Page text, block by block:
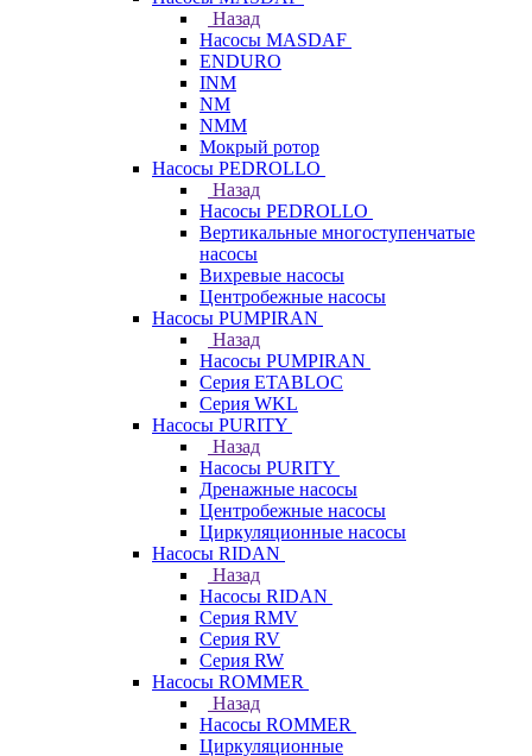
Назад
Насосы MASDAF
ENDURO
INM
NM
NMM
Мокрый ротор
Насосы PEDROLLO
Назад
Насосы PEDROLLO
Вертикальные многоступенчатые
насосы
Вихревые насосы
Центробежные насосы
Насосы PUMPIRAN
Назад
Насосы PUMPIRAN
Серия ETABLOC
Серия WKL
Насосы PURITY
Назад
Насосы PURITY
Дренажные насосы
Центробежные насосы
Циркуляционные насосы
Насосы RIDAN
Назад
Насосы RIDAN
Серия RMV
Серия RV
Серия RW
Насосы ROMMER
Назад
Насосы ROMMER
Циркуляционные